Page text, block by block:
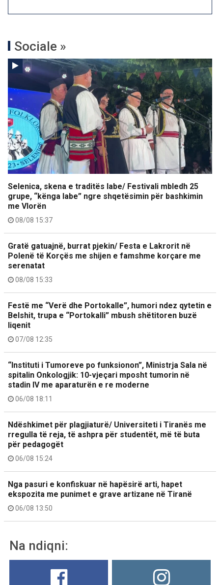
Sociale »
Selenica, skena e traditës labe/ Festivali mbledh 25
grupe, “kënga labe” ngre shqetësimin për bashkimin
me Vlorën
08/08 15:37
Gratë gatuajnë, burrat pjekin/ Festa e Lakrorit në
Polenë të Korçës me shijen e famshme korçare me
serenatat
08/08 15:33
Festë me “Verë dhe Portokalle”, humori ndez qytetin e
Belshit, trupa e “Portokalli” mbush shëtitoren buzë
liqenit
07/08 12:35
“Instituti i Tumoreve po funksionon”, Ministrja Sala në
spitalin Onkologjik: 10-vjeçari mposht tumorin në
stadin IV me aparaturën e re moderne
06/08 18:11
Ndëshkimet për plagjiaturë/ Universiteti i Tiranës me
rregulla të reja, të ashpra për studentët, më të buta
për pedagogët
06/08 15:24
Nga pasuri e konfiskuar në hapësirë arti, hapet
ekspozita me punimet e grave artizane në Tiranë
06/08 13:50
Na ndiqni: